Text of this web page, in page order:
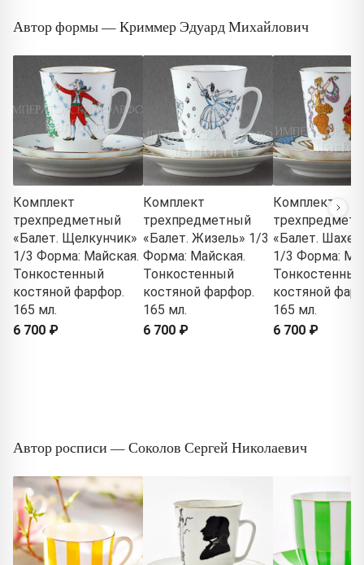
Автор формы — Криммер Эдуард Михайлович
Комплект
трехпредметный
«Балет. Щелкунчик»
1/3 Форма: Майская.
Тонкостенный
костяной фарфор.
165 мл.
6 700 ₽
Комплект
трехпредметный
«Балет. Жизель» 1/3
Форма: Майская.
Тонкостенный
костяной фарфор.
165 мл.
6 700 ₽
Комплект
«Балет.
1/3 Форма:
Тонкостенный
костяной
165 мл.
6 700 ₽
Автор росписи — Соколов Сергей Николаевич